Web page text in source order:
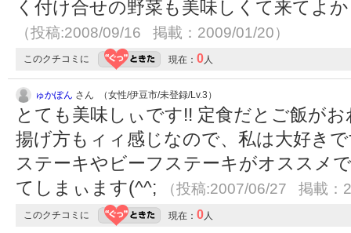
く付け合せの野菜も美味しくて来てよ
（投稿:2008/09/16 掲載：2009/01/20）
このクチコミに 現在： 0人
ゅかぽん さん （女性/伊豆市/未登録/Lv.3）
とても美味しぃです!! 定食だとご飯が
揚げ方もィィ感じなので、私は大好き
ステーキやビーフステーキがオススメ
てしまぃます(^^;
（投稿:2007/06/27 掲載：
このクチコミに 現在： 0人